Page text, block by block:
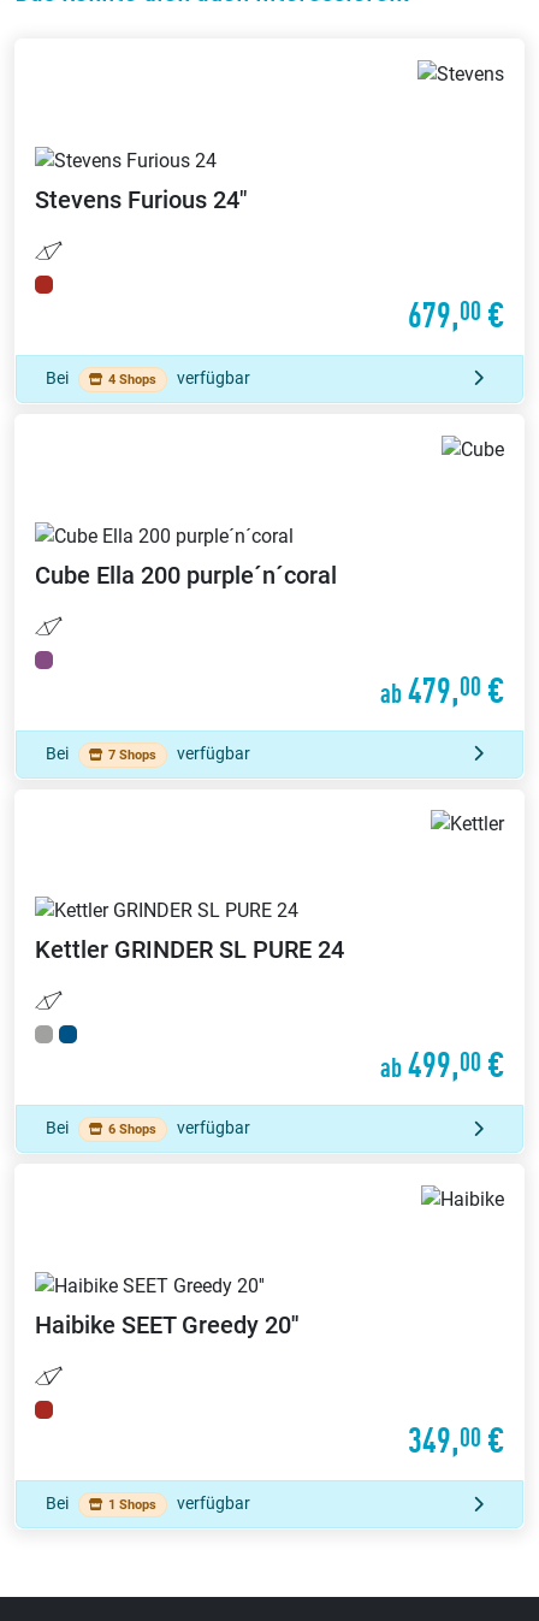
Stevens Furious 24"
679,00 €
Bei 4 Shops verfügbar
Cube Ella 200 purple´n´coral
ab479,00 €
Bei 7 Shops verfügbar
Kettler GRINDER SL PURE 24
ab499,00 €
Bei 6 Shops verfügbar
Haibike SEET Greedy 20''
349,00 €
Bei 1 Shops verfügbar